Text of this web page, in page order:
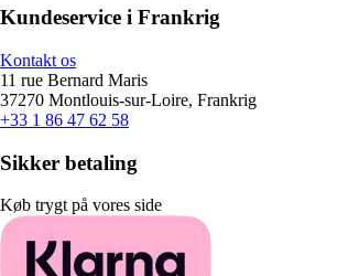
Kundeservice i Frankrig
Kontakt os
11 rue Bernard Maris
37270 Montlouis-sur-Loire, Frankrig
+33 1 86 47 62 58
Sikker betaling
Køb trygt på vores side